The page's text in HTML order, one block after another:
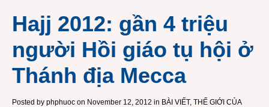
Hajj 2012: gần 4 triệu
người Hồi giáo tụ hội ở
Thánh địa Mecca
Posted by phphuoc on November 12, 2012 in BÀI VIẾT, THẾ GIỚI CỦA